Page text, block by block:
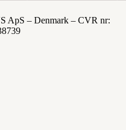
ApS – Denmark – CVR nr: